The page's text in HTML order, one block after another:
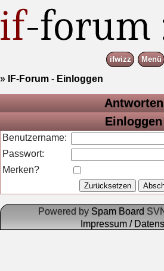
ifwizz Menü
» IF-Forum - Einloggen
Antworten
Einloggen
Benutzername:
Passwort:
Merken?
Powered by Spam Board
Impressum /